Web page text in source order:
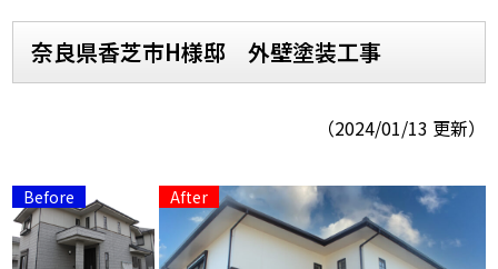
Home お客様の声
スタッフブログ
よくあるご質問 屋根リフォームについて
雨漏りについて 雨漏りの施工実績
奈良県香芝市H様邸 外壁塗装工事
（2024/01/13 更新）